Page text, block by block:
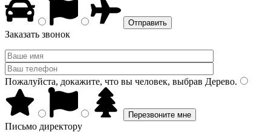
Заказать звонок
Пожалуйста, докажите, что вы человек, выбрав Дерево.
Письмо директору